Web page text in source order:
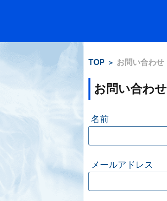
TOP お問い合わせ
お問い合わせ
名前
メールアドレス